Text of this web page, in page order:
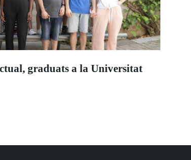
graduats a la Universitat